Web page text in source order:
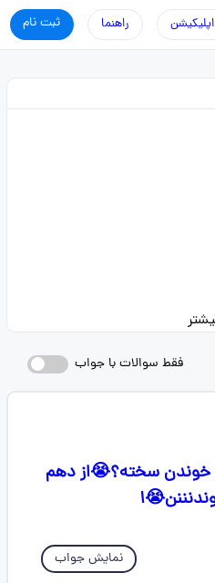
ثبت نام راهنما اپلیکیشن
فقط سوالات با جواب
خوندن سخته؟😭از دهم
نمایش جواب